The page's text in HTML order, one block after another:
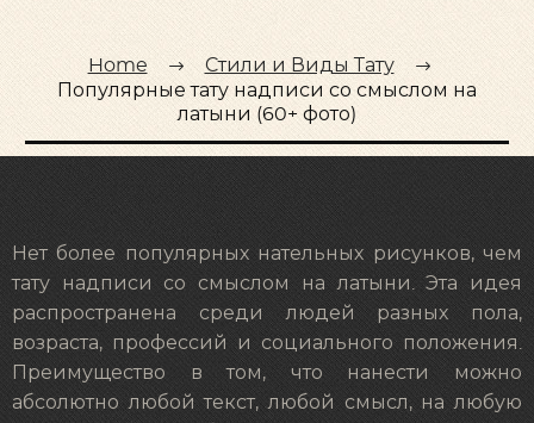
Home
Стили и Виды Тату
Популярные тату надписи со смыслом на
латыни (60+ фото)
Нет более популярных нательных рисунков, чем
тату надписи со смыслом на латыни. Эта идея
распространена среди людей разных пола,
возраста, профессий и социального положения.
Преимущество в том, что нанести можно
абсолютно любой текст, любой смысл, на любую